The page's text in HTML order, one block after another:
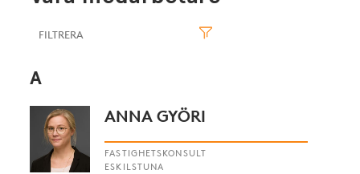
A
ANNA GYÖRI
FASTIGHETSKONSULT
ESKILSTUNA